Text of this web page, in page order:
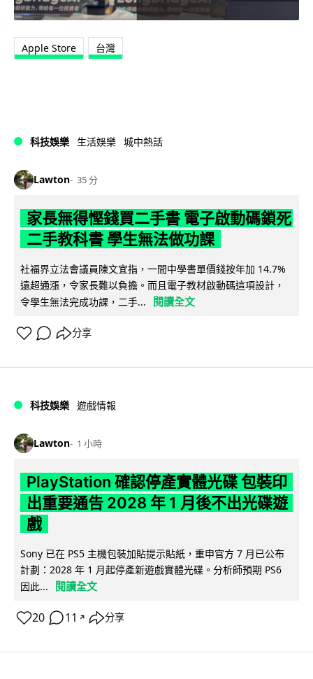
Apple Store 台灣
科技娛樂 生活娛樂 城中熱話
Lawton 35 分
家長無得慳錢買二手書 電子啟動碼鎖死
二手教科書 學生無法做功課
社福界立法會議員陳文宜指，一間中學書單價錢按年加 14.7%
遠超通漲，令家長難以負擔。而且電子教材啟動碼這項設計，
令學生無法完成功課，二手...
閱讀全文
分享
科技娛樂 遊戲情報
Lawton 1 小時
PlayStation 確認停產實體光碟 包裝印
出重要通告 2028 年 1 月後不出光碟遊
戲
Sony 已在 PS5 主機包裝加貼提示貼紙，重申官方 7 月已公布
計劃：2028 年 1 月起停產新遊戲實體光碟。分析師預期 PS6
因此...
閱讀全文
20 11 ↗ 分享